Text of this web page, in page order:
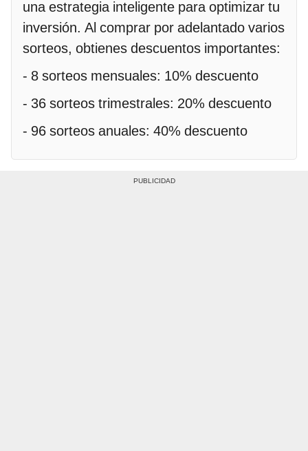
una estrategia inteligente para optimizar tu
inversión. Al comprar por adelantado varios
sorteos, obtienes descuentos importantes:
- 8 sorteos mensuales: 10% descuento
- 36 sorteos trimestrales: 20% descuento
- 96 sorteos anuales: 40% descuento